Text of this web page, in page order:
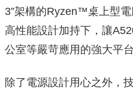
3”架構的Ryzen™桌上型
高性能設計加持下，讓
公室等嚴苛應用的強大平台
除了電源設計用心之外，